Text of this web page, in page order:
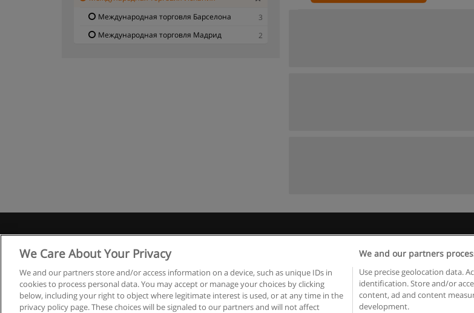
Международная торговля Барселона
3
Международная торговля Мадрид
2
Copyright © Educaedu Business S.L. - CIF : B-95610580: -
We Care About Your Privacy
We and our partners store and/or access information on a device, such as unique IDs in
cookies to process personal data. You may accept or manage your choices by clicking
below, including your right to object where legitimate interest is used, or at any time in the
privacy policy page. These choices will be signaled to our partners and will not affect
We and our partners
Use precise geolocation data.
identification. Store and/or
content, ad and content
development.